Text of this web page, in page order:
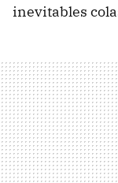
inevitables